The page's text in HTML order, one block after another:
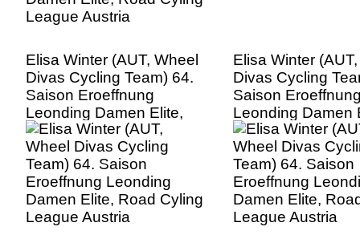
Elisa Winter (AUT, Wheel
Divas Cycling Team) 64.
Saison Eroeffnung
Leonding Damen Elite,
Road Cyling League
Austria
Elisa Winter
Divas Cycling
Saison
Leonding Damen
Road Cyling
Austria